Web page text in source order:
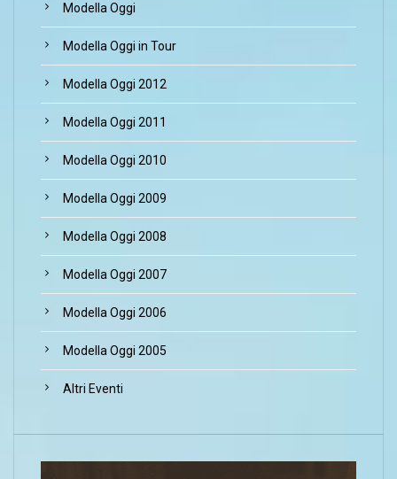
Modella Oggi
Modella Oggi in Tour
Modella Oggi 2012
Modella Oggi 2011
Modella Oggi 2010
Modella Oggi 2009
Modella Oggi 2008
Modella Oggi 2007
Modella Oggi 2006
Modella Oggi 2005
Altri Eventi